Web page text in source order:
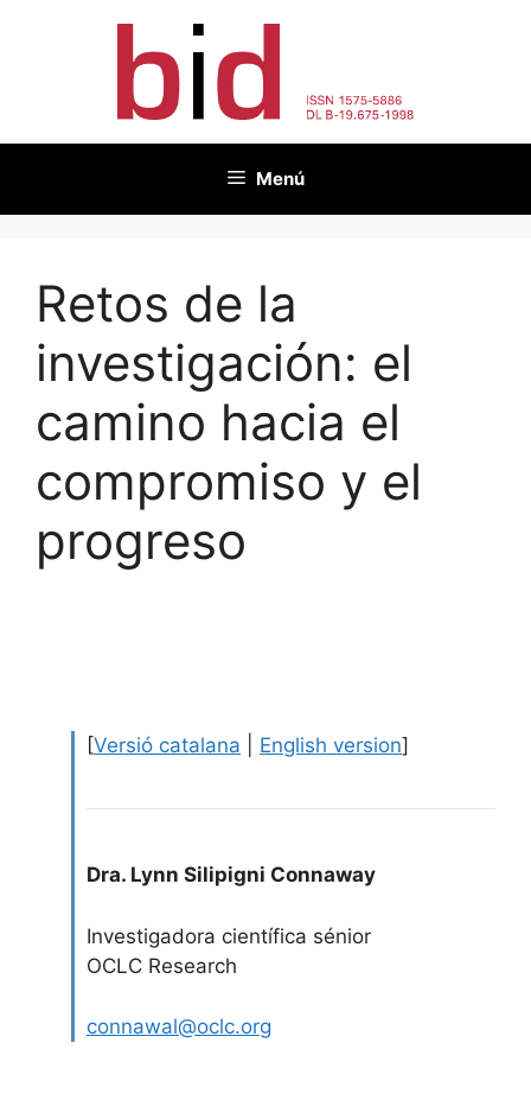
Menú
Retos de la
investigación: el
camino hacia el
compromiso y el
progreso
[Versió catalana English version]
Dra. Lynn Silipigni Connaway
Investigadora científica sénior
OCLC Research
connawal@oclc.org